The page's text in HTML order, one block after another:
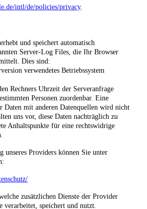
intl/de/policies/privacy.
und speichert automatisch
Server-Log Files, die Ihr Browser
Dies sind:
verwendetes Betriebssystem
Rechners Uhrzeit der Serveranfrage
Personen zuordenbar. Eine
Daten mit anderen Datenquellen wird nicht
uns vor, diese Daten nachträglich zu
Anhaltspunkte für eine rechtswidrige
unseres Providers können Sie unter
zusätzlichen Dienste der Provider
verarbeitet, speichert und nutzt.